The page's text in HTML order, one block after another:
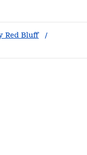
Red Bluff
/